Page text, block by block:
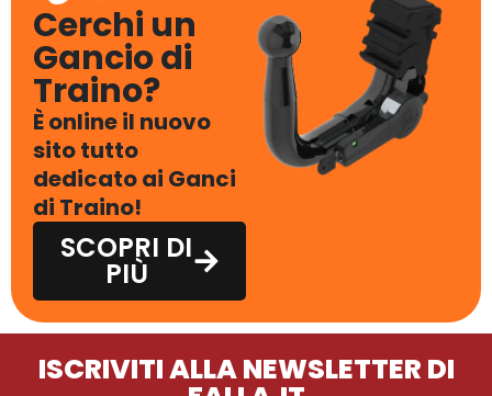
Cerchi un
Gancio di
Traino?
È online il nuovo
sito tutto
dedicato ai Ganci
di Traino!
SCOPRI DI
PIÙ
ISCRIVITI ALLA NEWSLETTER DI